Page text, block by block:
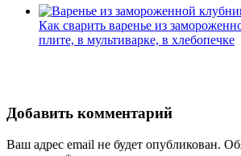
Как сварить варенье из
плите, в мультиварке, в хлебопечке
Добавить комментарий
Ваш адрес email не будет опубликован.